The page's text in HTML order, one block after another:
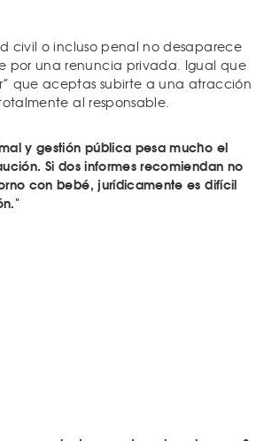
civil o incluso penal no desaparece
por una renuncia privada. Igual que
que aceptas subirte a una atracción
al responsable.
y gestión pública pesa mucho el
Si dos informes recomiendan no
con bebé, jurídicamente es difícil